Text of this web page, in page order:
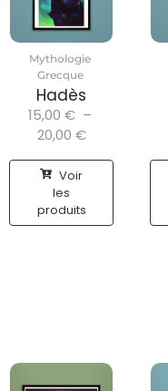
Mythologie
Grecque
Hadès
15,00 € –
20,00 €
Voir
les
produits